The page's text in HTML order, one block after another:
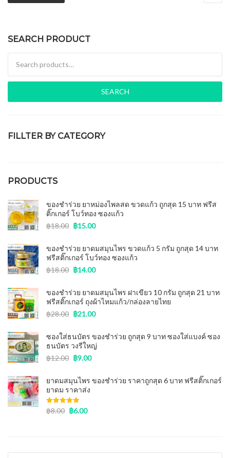
SEARCH PRODUCT
SEARCH
FILLTER BY CATEGORY
PRODUCTS
ของชำร่วย ยาหม่องไพลสด ขวดแก้ว ถูกสุด 15 บาท ฟรีส
ติ๊กเกอร์ โบว์ทอง ซองแก้ว
฿18.00 ฿15.00
ของชำร่วย ยาดมสมุนไพร ขวดแก้ว 5 กรัม ถูกสุด 14 บาท
ฟรีสติ๊กเกอร์ โบว์ทอง ซองแก้ว
฿18.00 ฿14.00
ของชําร่วย ยาดมสมุนไพร ฝาเขียว 10 กรัม ถูกสุด 21 บาท
ฟรีสติ๊กเกอร์ ถุงผ้าไหมแก้ว/กล่องลายไทย
฿28.00 ฿21.00
ซองใส่ธนบัตร ของชําร่วย ถูกสุด 9 บาท ซองใส่แบงค์ ซอง
ธนบัตร วงรีใหญ่
฿12.00 ฿9.00
ยาดมสมุนไพร ของชำร่วย ราคาถูกสุด 6 บาท ฟรีสติ๊กเกอร์
ยาดม ราคาส่ง
Rated5.00
out of 5
฿8.00 ฿6.00